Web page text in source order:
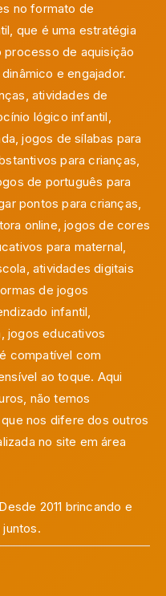
no formato de
que é uma estratégia
de aquisição
e engajador.
atividades de
lógico infantil,
jogos de sílabas para
para crianças,
de português para
pontos para crianças,
online, jogos de cores
para maternal,
atividades digitais
de jogos
infantil,
jogos educativos
compatível com
ao toque. Aqui
não temos
nos difere dos outros
no site em área
2011 brincando e